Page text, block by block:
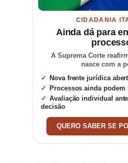
CIDADANIA
Ainda dá para
A Suprema Corte
nasce com a
Nova frente jurídica
Processos ainda podem
Avaliação individual
decisão
QUERO SABER SE